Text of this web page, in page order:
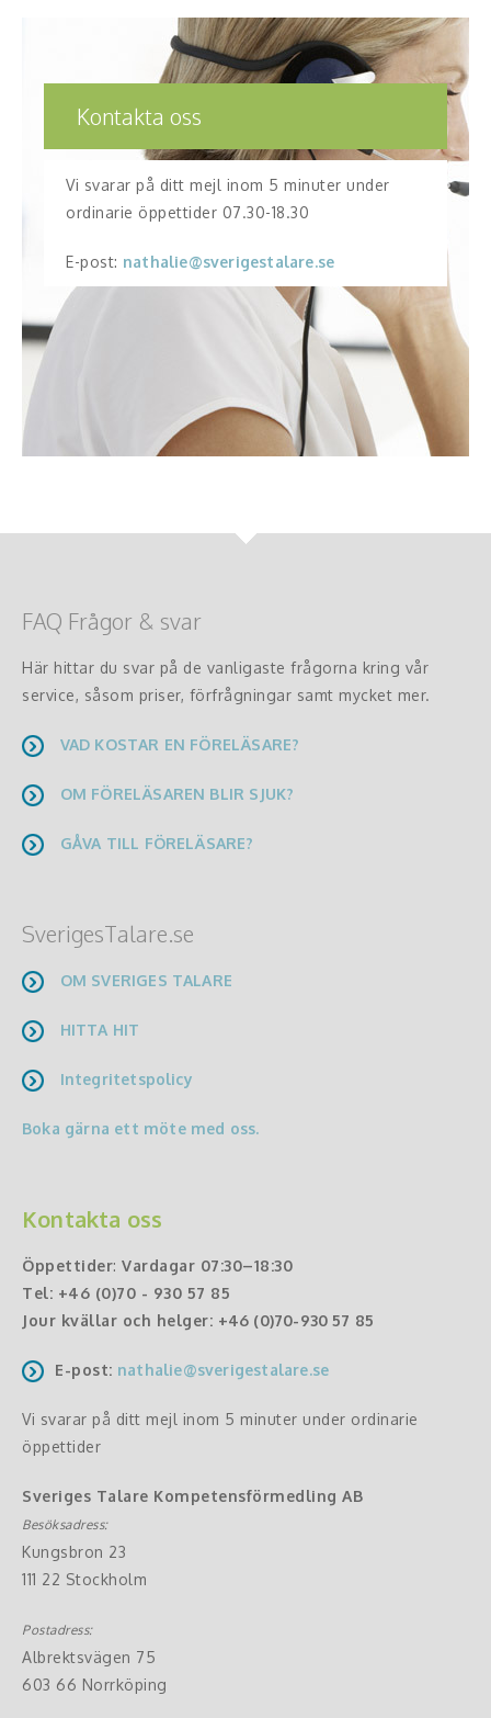
Kontakta oss
Vi svarar på ditt mejl inom 5 minuter under
ordinarie öppettider 07.30-18.30
E-post: nathalie@sverigestalare.se
FAQ Frågor & svar
Här hittar du svar på de vanligaste frågorna kring vår
service, såsom priser, förfrågningar samt mycket mer.
VAD KOSTAR EN FÖRELÄSARE?
OM FÖRELÄSAREN BLIR SJUK?
GÅVA TILL FÖRELÄSARE?
SverigesTalare.se
OM SVERIGES TALARE
HITTA HIT
Integritetspolicy
Boka gärna ett möte med oss.
Kontakta oss
Öppettider: Vardagar 07:30–18:30
Tel: +46 (0)70 - 930 57 85
Jour kvällar och helger: +46 (0)70-930 57 85
E-post: nathalie@sverigestalare.se
Vi svarar på ditt mejl inom 5 minuter under ordinarie
öppettider
Sveriges Talare Kompetensförmedling AB
Besöksadress:
Kungsbron 23
111 22 Stockholm
Postadress:
Albrektsvägen 75
603 66 Norrköping